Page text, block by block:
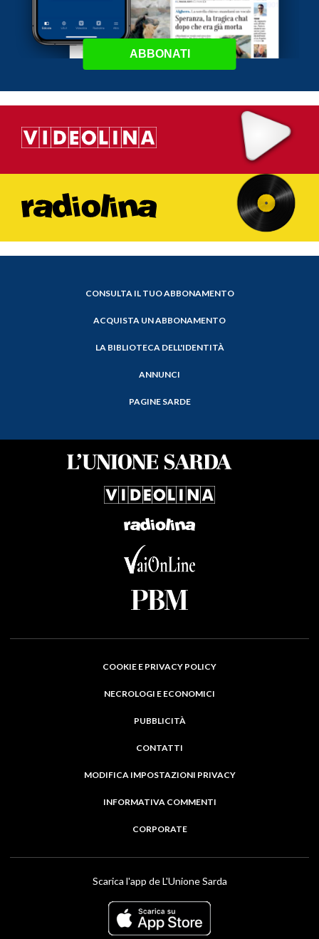
ABBONATI
CONSULTA IL TUO ABBONAMENTO
ACQUISTA UN ABBONAMENTO
LA BIBLIOTECA DELL'IDENTITÀ
ANNUNCI
PAGINE SARDE
COOKIE E PRIVACY POLICY
NECROLOGI E ECONOMICI
PUBBLICITÀ
CONTATTI
MODIFICA IMPOSTAZIONI PRIVACY
INFORMATIVA COMMENTI
CORPORATE
Scarica l'app de L'Unione Sarda